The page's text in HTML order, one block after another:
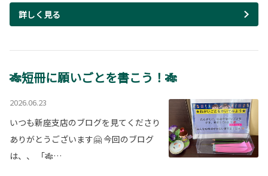
詳しく見る
🎋短冊に願いごとを書こう！🎋
2026.06.23
いつも新座支店のブログを見てくださり
ありがとうございます🤗 今回のブログ
は、、 「🎋…